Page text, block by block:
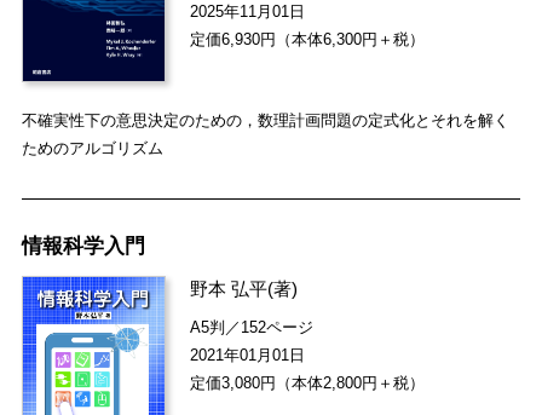
2025年11月01日
定価6,930円（本体6,300円＋税）
不確実性下の意思決定のための，数理計画問題の定式化とそれを解く
ためのアルゴリズム
情報科学入門
野本 弘平(著)
A5判／152ページ
2021年01月01日
定価3,080円（本体2,800円＋税）